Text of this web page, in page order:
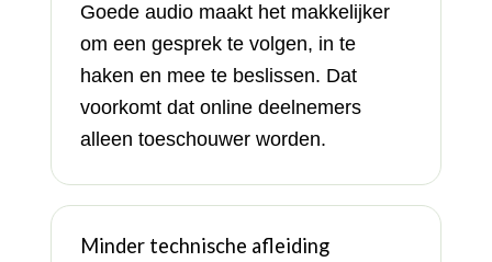
Goede audio maakt het makkelijker
om een gesprek te volgen, in te
haken en mee te beslissen. Dat
voorkomt dat online deelnemers
alleen toeschouwer worden.
Minder technische afleiding